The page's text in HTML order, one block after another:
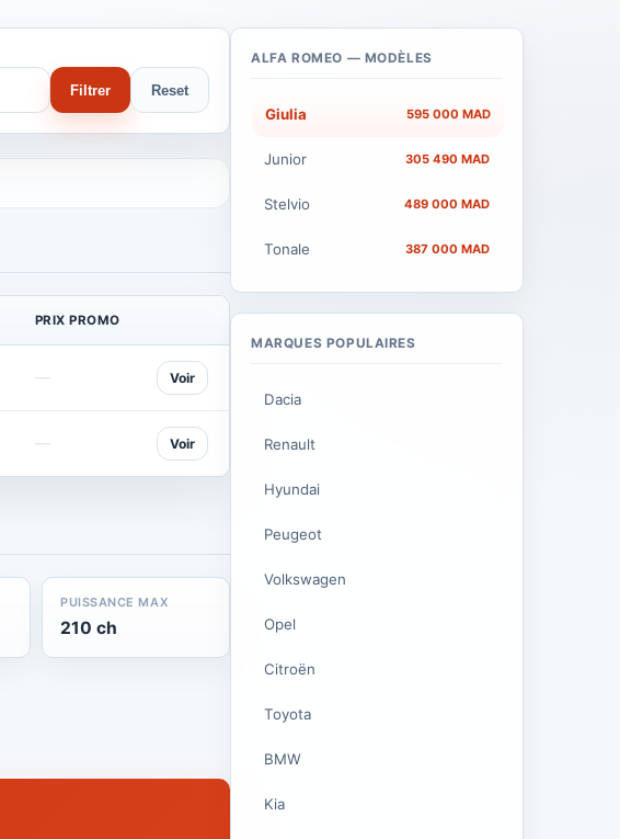
Filtrer Reset
PRIX PROMO
— Voir
— Voir
PUISSANCE MAX
210 ch
ALFA ROMEO — MODÈLES
Giulia 595 000 MAD
Junior 305 490 MAD
Stelvio 489 000 MAD
Tonale 387 000 MAD
MARQUES POPULAIRES
Dacia
Renault
Hyundai
Peugeot
Volkswagen
Opel
Citroën
Toyota
BMW
Kia